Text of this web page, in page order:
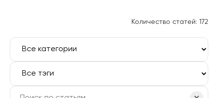
Количество статей: 172